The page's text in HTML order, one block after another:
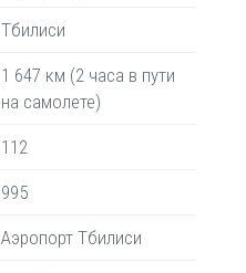
Тбилиси
1 647 км (2 часа в пути
на самолете)
112
995
Аэропорт Тбилиси